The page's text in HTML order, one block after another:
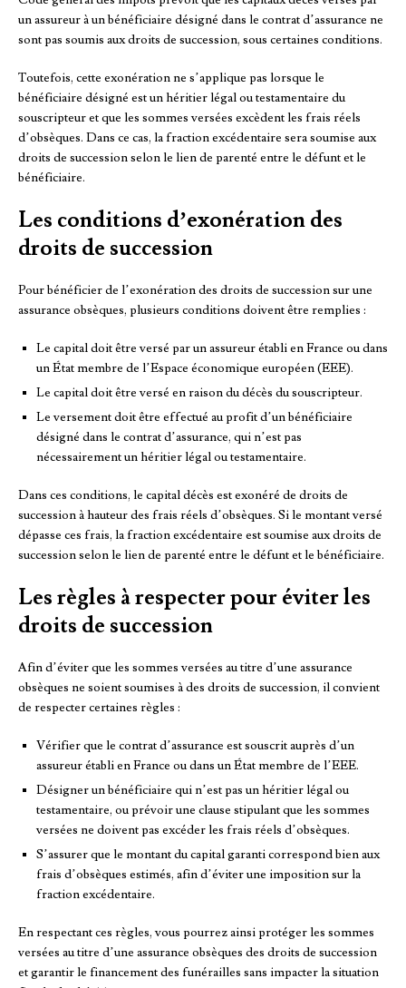
un assureur à un bénéficiaire désigné dans le contrat d’assurance ne
sont pas soumis aux droits de succession, sous certaines conditions.
Toutefois, cette exonération ne s’applique pas lorsque le
bénéficiaire désigné est un héritier légal ou testamentaire du
souscripteur et que les sommes versées excèdent les frais réels
d’obsèques. Dans ce cas, la fraction excédentaire sera soumise aux
droits de succession selon le lien de parenté entre le défunt et le
bénéficiaire.
Les conditions d’exonération des
droits de succession
Pour bénéficier de l’exonération des droits de succession sur une
assurance obsèques, plusieurs conditions doivent être remplies :
Le capital doit être versé par un assureur établi en France ou dans
un État membre de l’Espace économique européen (EEE).
Le capital doit être versé en raison du décès du souscripteur.
Le versement doit être effectué au profit d’un bénéficiaire
désigné dans le contrat d’assurance, qui n’est pas
nécessairement un héritier légal ou testamentaire.
Dans ces conditions, le capital décès est exonéré de droits de
succession à hauteur des frais réels d’obsèques. Si le montant versé
dépasse ces frais, la fraction excédentaire est soumise aux droits de
succession selon le lien de parenté entre le défunt et le bénéficiaire.
Les règles à respecter pour éviter les
droits de succession
Afin d’éviter que les sommes versées au titre d’une assurance
obsèques ne soient soumises à des droits de succession, il convient
de respecter certaines règles :
Vérifier que le contrat d’assurance est souscrit auprès d’un
assureur établi en France ou dans un État membre de l’EEE.
Désigner un bénéficiaire qui n’est pas un héritier légal ou
testamentaire, ou prévoir une clause stipulant que les sommes
versées ne doivent pas excéder les frais réels d’obsèques.
S’assurer que le montant du capital garanti correspond bien aux
frais d’obsèques estimés, afin d’éviter une imposition sur la
fraction excédentaire.
En respectant ces règles, vous pourrez ainsi protéger les sommes
versées au titre d’une assurance obsèques des droits de succession
et garantir le financement des funérailles sans impacter la situation